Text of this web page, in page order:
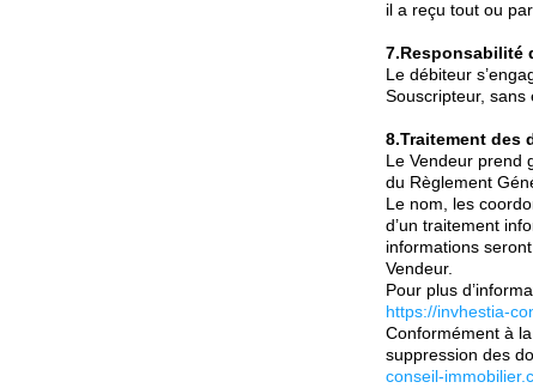
il a reçu tout ou
7.Responsabilité
Le débiteur
Souscripteur, sans
8.Traitement des
Le Vendeur prend
du Règlement
Le nom, les
d’un traitement
informations
Vendeur.
Pour plus
https://invhestia-
Conformément à
suppression des
conseil-